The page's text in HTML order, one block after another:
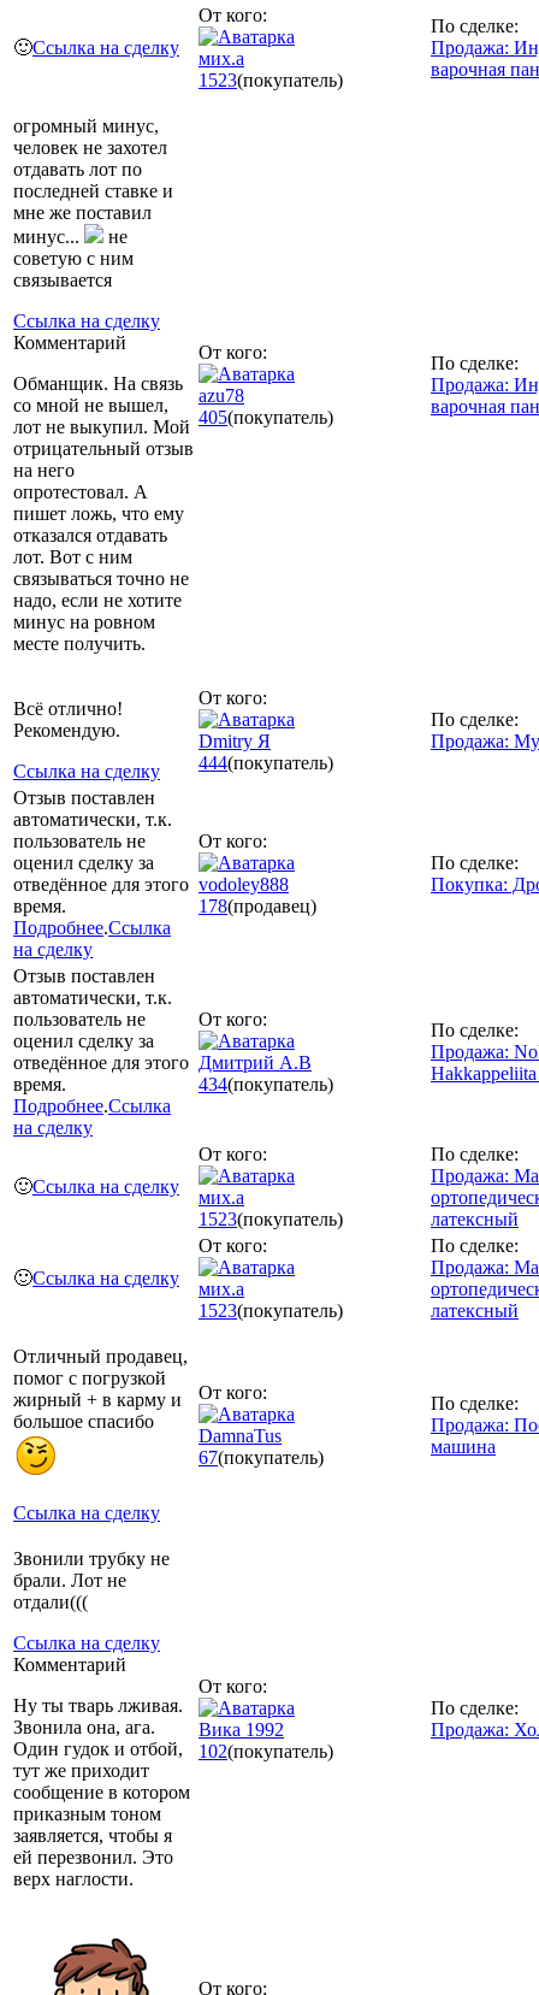
🙂Ссылка на сделку
От кого:
мих.а
1523(покупатель)
По сделке:
Продажа:
варочная
огромный минус,
человек не захотел
отдавать лот по
последней ставке и
мне же поставил
минус...
не
советую с ним
связывается
Ссылка на сделку
Комментарий
Обманщик. На связь
со мной не вышел,
лот не выкупил. Мой
отрицательный отзыв
на него
опротестовал. А
пишет ложь, что ему
отказался отдавать
лот. Вот с ним
связываться точно не
надо, если не хотите
минус на ровном
месте получить.
От кого:
azu78
405(покупатель)
По сделке:
Продажа:
варочная
Всë отлично!
Рекомендую.
Ссылка на сделку
От кого:
Dmitry Я
444(покупатель)
По сделке:
Продажа:
Отзыв поставлен
автоматически, т.к.
пользователь не
оценил сделку за
отведённое для этого
время.
Подробнее.Ссылка
на сделку
От кого:
vodoley888
178(продавец)
По сделке:
Покупка:
Отзыв поставлен
автоматически, т.к.
пользователь не
оценил сделку за
отведённое для этого
время.
Подробнее.Ссылка
на сделку
От кого:
Дмитрий А.В
434(покупатель)
По сделке:
Продажа:
🙂Ссылка на сделку
От кого:
мих.а
1523(покупатель)
По сделке:
Продажа:
латексный
🙂Ссылка на сделку
От кого:
мих.а
1523(покупатель)
По сделке:
Продажа:
латексный
Отличный продавец,
помог с погрузкой
жирный + в карму и
большое спасибо
Ссылка на сделку
От кого:
DamnaTus
67(покупатель)
По сделке:
Продажа:
машина
Звонили трубку не
брали. Лот не
отдали(((
Ссылка на сделку
Комментарий
Ну ты тварь лживая.
Звонила она, ага.
Один гудок и отбой,
тут же приходит
сообщение в котором
приказным тоном
заявляется, чтобы я
ей перезвонил. Это
верх наглости.
От кого:
Вика 1992
102(покупатель)
По сделке:
Продажа:
От кого: